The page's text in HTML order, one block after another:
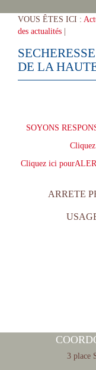
VOUS ÊTES ICI :
des actualités
DE LA
SOYONS
Cliquez ici
ARRETE
3 place